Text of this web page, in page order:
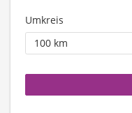
Umkreis